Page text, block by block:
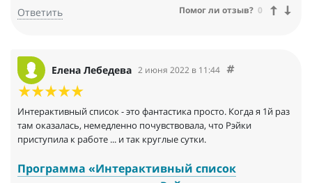
Ответить Помог ли отзыв? 0
Елена Лебедева 2 июня 2022 в 11:44
Интерактивный список - это фантастика просто. Когда я 1й раз
там оказалась, немедленно почувствовала, что Рэйки
приступила к работе ... и так круглые сутки.
Программа «Интерактивный список